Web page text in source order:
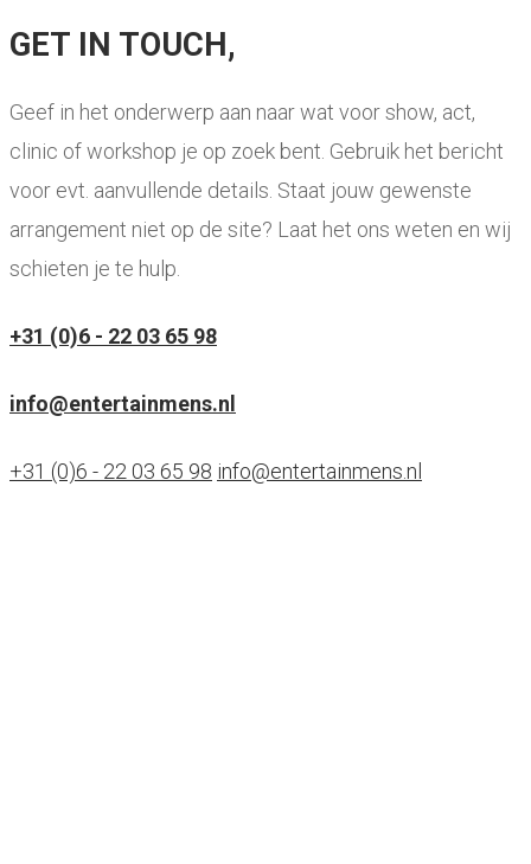
GET IN TOUCH,
Geef in het onderwerp aan naar wat voor show, act,
clinic of workshop je op zoek bent. Gebruik het bericht
voor evt. aanvullende details. Staat jouw gewenste
arrangement niet op de site? Laat het ons weten en wij
schieten je te hulp.
+31 (0)6 - 22 03 65 98
info@entertainmens.nl
+31 (0)6 - 22 03 65 98 info@entertainmens.nl